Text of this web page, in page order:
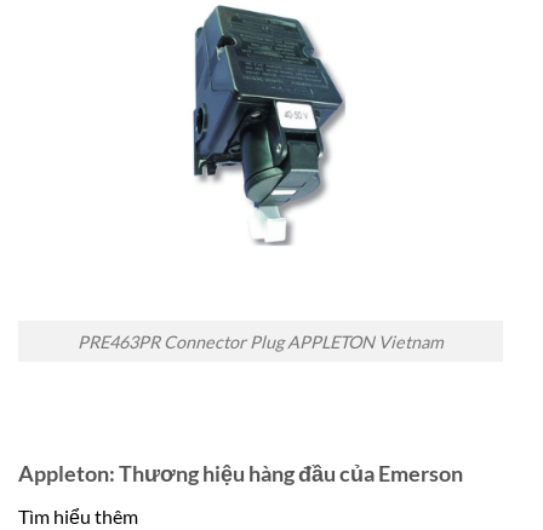
PRE463PR Connector Plug APPLETON Vietnam
Appleton: Thương hiệu hàng đầu của Emerson
Tìm hiểu thêm